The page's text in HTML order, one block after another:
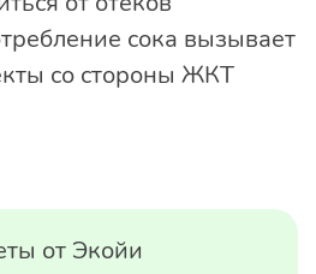
сока вызывает
со стороны ЖКТ
от Экойи